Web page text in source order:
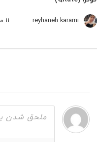
reyhaneh karami 11 ماه